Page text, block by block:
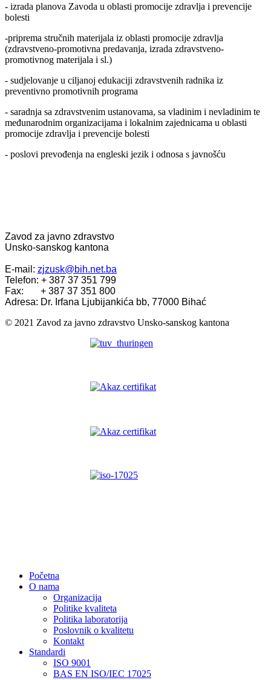
- izrada planova Zavoda u oblasti promocije zdravlja i prevencije
bolesti
-priprema stručnih materijala iz oblasti promocije zdravlja
(zdravstveno-promotivna predavanja, izrada zdravstveno-
promotivnog materijala i sl.)
- sudjelovanje u ciljanoj edukaciji zdravstvenih radnika iz
preventivno promotivnih programa
- saradnja sa zdravstvenim ustanovama, sa vladinim i nevladinim te
međunarodnim organizacijama i lokalnim zajednicama u oblasti
promocije zdravlja i prevencije bolesti
- poslovi prevođenja na engleski jezik i odnosa s javnošću
Zavod za javno zdravstvo
Unsko-sanskog kantona
E-mail: zjzusk@bih.net.ba
Telefon: + 387 37 351 799
Fax: + 387 37 351 800
Adresa: Dr. Irfana Ljubijankića bb, 77000 Bihać
© 2021 Zavod za javno zdravstvo Unsko-sanskog kantona
Početna
O nama
Organizacija
Politike kvaliteta
Politika laboratorija
Poslovnik o kvalitetu
Kontakt
Standardi
ISO 9001
BAS EN ISO/IEC 17025